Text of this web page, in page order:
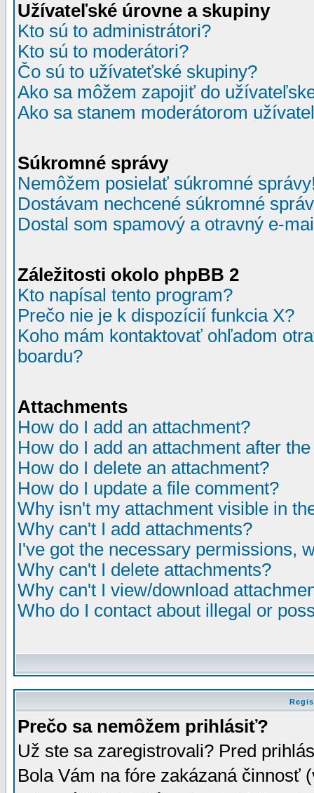
Užívateľské úrovne a skupiny
Kto sú to administrátori?
Kto sú to moderátori?
Čo sú to užívateťské skupiny?
Ako sa môžem zapojiť do
Ako sa stanem moderátorom
Súkromné správy
Nemôžem posielať súkromné
Dostávam nechcené súkromné
Dostal som spamový a otravný e-
Záležitosti okolo phpBB 2
Kto napísal tento program?
Prečo nie je k dispozícií funkcia X?
Koho mám kontaktovať ohľadom
boardu?
Attachments
How do I add an attachment?
How do I add an attachment after
How do I delete an attachment?
How do I update a file comment?
Why isn't my attachment visible in
Why can't I add attachments?
I've got the necessary permissions,
Why can't I delete attachments?
Why can't I view/download
Who do I contact about illegal or
Prečo sa nemôžem prihlásiť?
Už ste sa zaregistrovali? Pred
Bola Vám na fóre zakázaná činnosť